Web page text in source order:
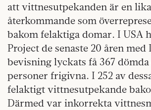
att vittnesutpekanden är en lika
återkommande som
bakom felaktiga domar. I USA
Project de senaste 20 åren med
bevisning lyckats få 367
personer frigivna. I 252 av
felaktigt vittnesutpekande
Därmed var inkorrekta